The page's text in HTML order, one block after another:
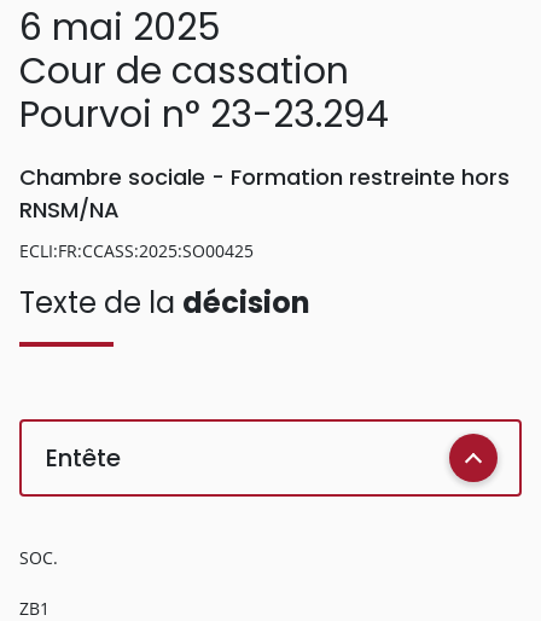
6 mai 2025
Cour de cassation
Pourvoi n° 23-23.294
Chambre sociale - Formation restreinte hors
RNSM/NA
ECLI:FR:CCASS:2025:SO00425
Texte de la décision
Entête
SOC.
ZB1